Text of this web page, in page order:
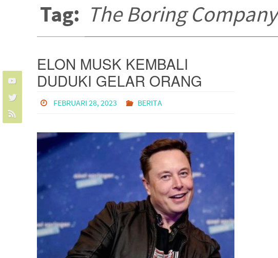
Tag: The Boring Company
ELON MUSK KEMBALI
DUDUKI GELAR ORANG
TERKAYA DI DUNIA!
FEBRUARI 28, 2023 BERITA